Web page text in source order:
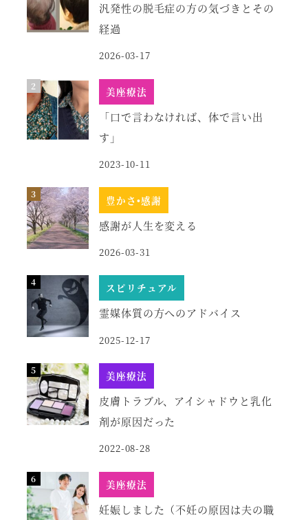
汎発性の脱毛症の方の気づきとその
経過
2026-03-17
美座療法
「口で言わなければ、体で言い出
す」
2023-10-11
豊かさ•感謝
感謝が人生を変える
2026-03-31
スピリチュアル
霊媒体質の方へのアドバイス
2025-12-17
美座療法
皮膚トラブル、アイシャドウと乳化
剤が原因だった
2022-08-28
美座療法
妊娠しました（不妊の原因は夫の職